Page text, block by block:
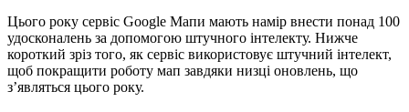
Цього року сервіс Google Мапи мають намір внести понад 100
удосконалень за допомогою штучного інтелекту. Нижче
короткий зріз того, як сервіс використовує штучний інтелект,
щоб покращити роботу мап завдяки низці оновлень, що
з’являться цього року.